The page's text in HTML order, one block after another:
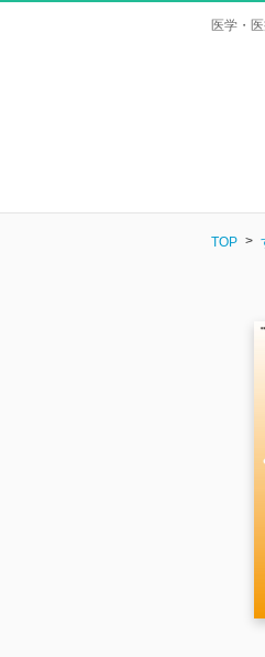
医学・
TOP